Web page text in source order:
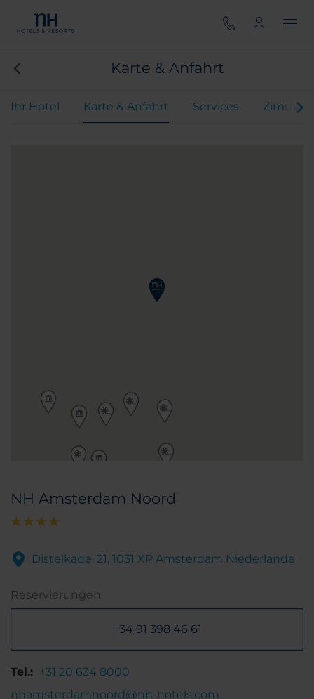
Karte & Anfahrt
Ihr Hotel Karte & Anfahrt Services Zimmer
NH Amsterdam Noord
Distelkade, 21, 1031 XP Amsterdam Niederlande
Reservierungen
+34 91 398 46 61
Tel.: +31 20 634 8000
nhamsterdamnoord@nh-hotels.com